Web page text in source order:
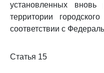
установленных вновь
территории
соответствии с
Статья 15